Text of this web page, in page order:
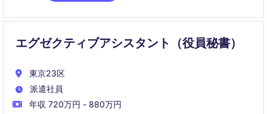
エグゼクティブアシスタント（役員秘書）
東京23区
派遣社員
年収 720万円 - 880万円